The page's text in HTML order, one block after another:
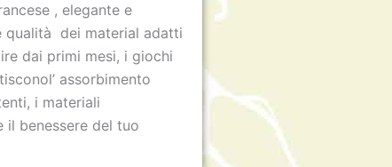
, elegante e
qualità dei material adatti
dai primi mesi, i giochi
assorbimento
i materiali
il benessere del tuo